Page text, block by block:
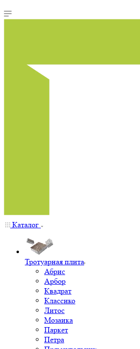
Каталог
Тротуарная плита
Абрис
Арбор
Квадрат
Классико
Литос
Мозаика
Паркет
Петра